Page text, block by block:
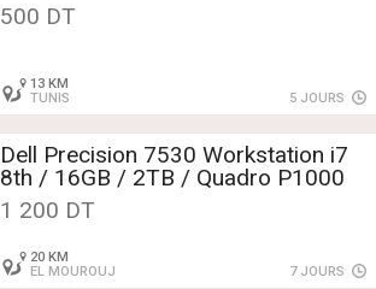
500 DT
13 KM
TUNIS
5 JOURS
Dell Precision 7530 Workstation i7
8th / 16GB / 2TB / Quadro P1000
1 200 DT
20 KM
EL MOUROUJ
7 JOURS